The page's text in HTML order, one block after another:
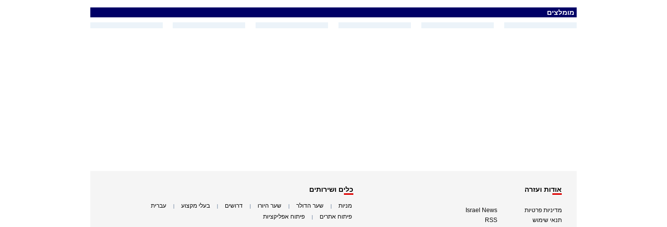
מומלצים
אודות ועזרה
מדיניות פרטיות
תנאי שימוש
Israel News
RSS
כלים ושירותים
מניות שער הדולר שער היורו דרושים בעלי מקצוע עברית
פיתוח אתרים פיתוח אפליקציות